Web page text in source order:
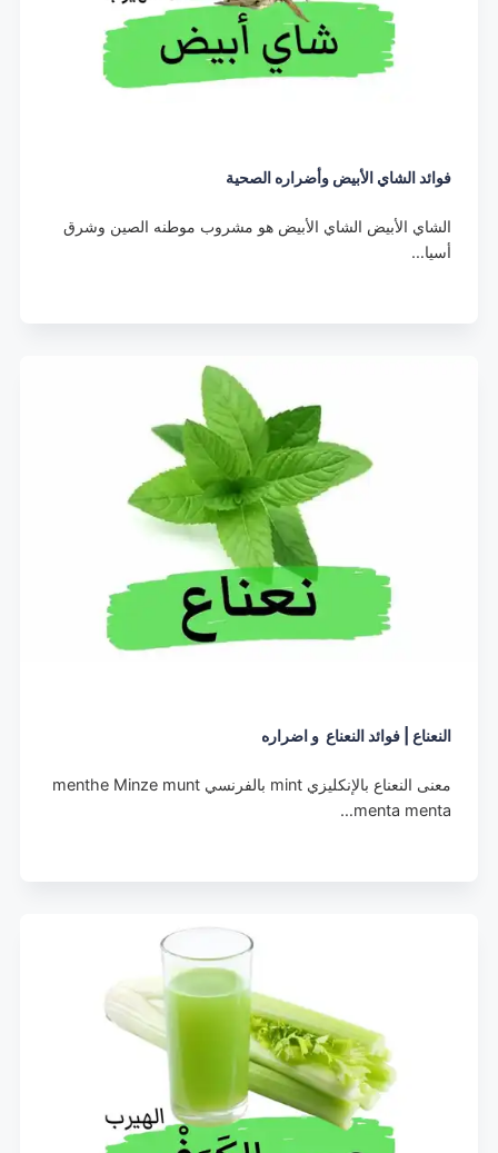
فوائد الشاي الأبيض وأضراره الصحية
الشاي الأبيض الشاي الأبيض هو مشروب موطنه الصين وشرق
أسيا…
النعناع | فوائد النعناع و اضراره
معنى النعناع بالإنكليزي mint بالفرنسي menthe Minze munt
menta menta…